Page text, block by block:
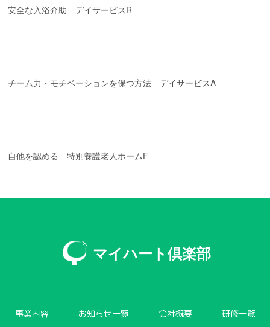
安全な入浴介助 デイサービスR
チーム力・モチベーションを保つ方法 デイサービスA
自他を認める 特別養護老人ホームF
マイハート倶楽部
事業内容 お知らせ一覧 会社概要 研修一覧